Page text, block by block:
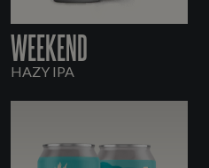
WEEKEND
HAZY IPA